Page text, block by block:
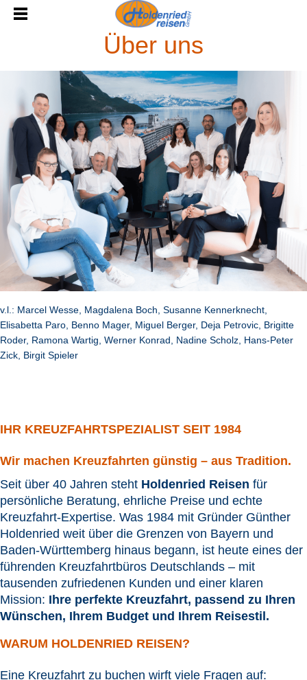
Über uns
v.l.: Marcel Wesse, Magdalena Boch, Susanne Kennerknecht,
Elisabetta Paro, Benno Mager, Miguel Berger, Deja Petrovic, Brigitte
Roder, Ramona Wartig, Werner Konrad, Nadine Scholz, Hans-Peter
Zick, Birgit Spieler
IHR KREUZFAHRTSPEZIALIST SEIT 1984
Wir machen Kreuzfahrten günstig – aus Tradition.
Seit über 40 Jahren steht Holdenried Reisen für
persönliche Beratung, ehrliche Preise und echte
Kreuzfahrt-Expertise. Was 1984 mit Gründer Günther
Holdenried weit über die Grenzen von Bayern und
Baden-Württemberg hinaus begann, ist heute eines der
führenden Kreuzfahrtbüros Deutschlands – mit
tausenden zufriedenen Kunden und einer klaren
Mission: Ihre perfekte Kreuzfahrt, passend zu Ihren
Wünschen, Ihrem Budget und Ihrem Reisestil.
WARUM HOLDENRIED REISEN?
Eine Kreuzfahrt zu buchen wirft viele Fragen auf: